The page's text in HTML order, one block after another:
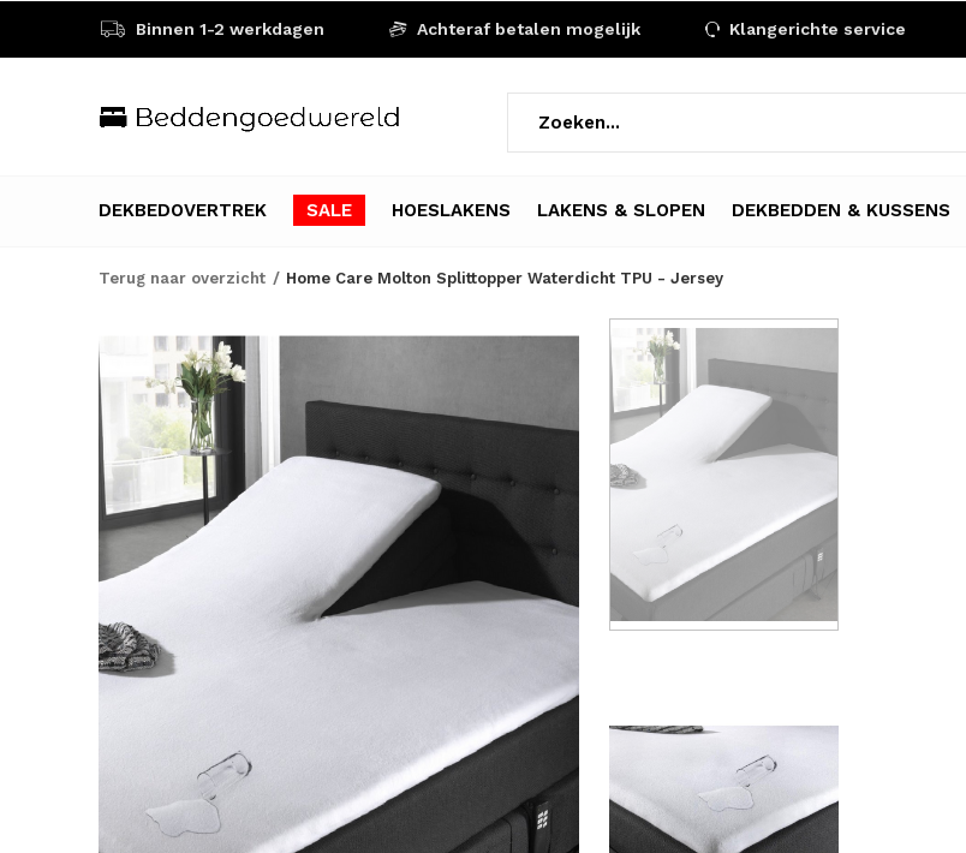
DEKBEDOVERTREK SALE HOESLAKENS LAKENS & SLOPEN DEKBEDDEN & KUSSENS
Binnen 1-2 werkdagen Achteraf betalen mogelijk Klangerichte service
Terug naar overzicht Home Care Molton Splittopper Waterdicht TPU - Jersey